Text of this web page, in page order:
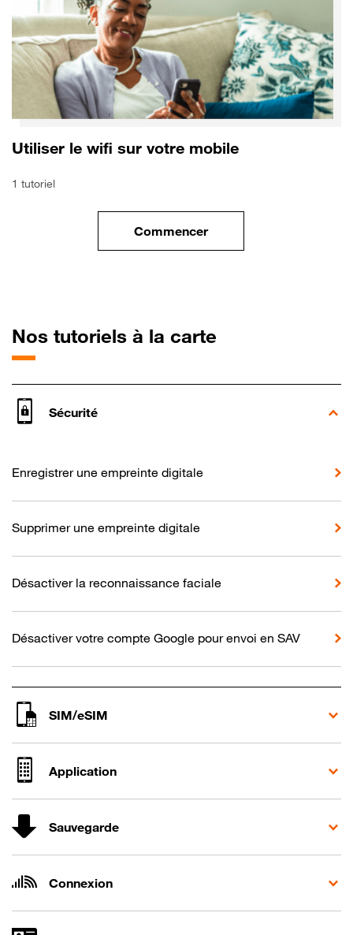
Utiliser le wifi sur votre mobile
1 tutoriel
Commencerle tuto pour Utiliser le wifi sur
Nos tutoriels à la carte
Sécurité
Enregistrer une empreinte digitale
Supprimer une empreinte digitale
Désactiver la reconnaissance faciale
Désactiver votre compte Google pour envoi en SAV
SIM/eSIM
Application
Sauvegarde
Connexion